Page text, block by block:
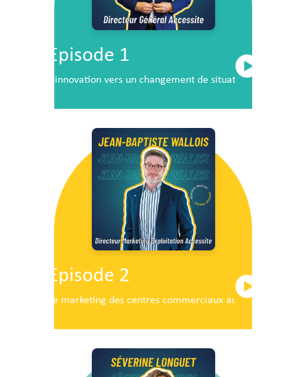
Episode 1
L’innovation vers un changement de situation
Episode 2
Le marketing des centres commerciaux au service du